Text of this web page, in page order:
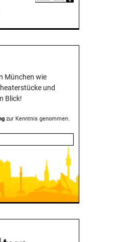
München wie
und
Blick!
zur Kenntnis genommen.